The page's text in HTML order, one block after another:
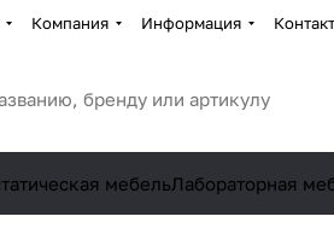
Компания Информация
мебельЛабораторная